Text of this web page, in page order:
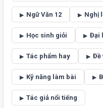
Ngữ Văn 12 Nghị
Học sinh giỏi Đại
Tác phẩm hay Đề
Kỹ năng làm bài
Tác giả nổi tiếng